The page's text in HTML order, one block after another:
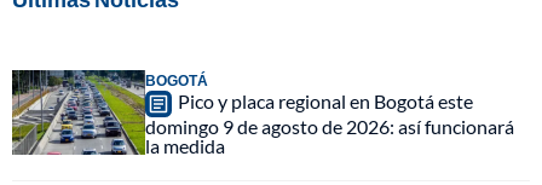
BOGOTÁ
Pico y placa regional en Bogotá este
domingo 9 de agosto de 2026: así funcionará
la medida